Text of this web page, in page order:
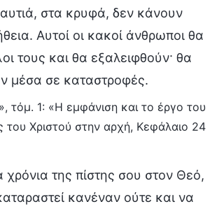
αυτιά, στα κρυφά, δεν κάνουν
Αυτοί οι κακοί άνθρωποι θα
τους και θα εξαλειφθούν· θα
μέσα σε καταστροφές.
τόμ. 1: «Η εμφάνιση και το έργο του
του Χριστού στην αρχή, Κεφάλαιο 24
της πίστης σου στον Θεό,
κανέναν ούτε και να